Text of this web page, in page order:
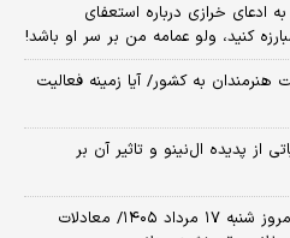
ادعای خرازی درباره استعفای
کنید، ولو عمامه من بر سر او باشد!
هنرمندان به کشور/ آیا زمینه فعالیت
از پدیده ال‌نینو و تاثیر آن بر
پیش‌بینی قیمت طلا، دلار و سکه امروز شنبه ۱۷ مرداد ۱۴۰۵/ معادلات